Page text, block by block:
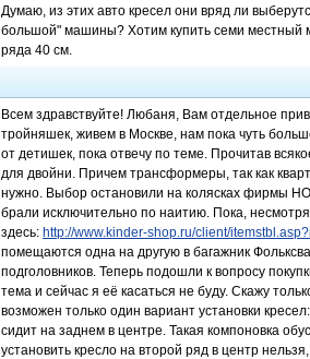
Думаю, из этих авто кресел они вряд ли
большой" машины? Хотим купить семи местный
ряда 40 см.
Всем здравствуйте! Любаня, Вам отдельное
тройняшек, живем в Москве, нам пока чуть
от детишек, пока отвечу по теме. Прочитав
для двойни. Причем трансформеры, так как
нужно. Выбор остановили на колясках фирмы
брали исключительно по наитию. Пока,
здесь: http://www.kinder-shop.ru/client/
помещаются одна на другую в багажник
подголовников. Теперь подошли к вопросу
тема и сейчас я её касаться не буду. Скажу
возможен только один вариант установки
сидит на заднем в центре. Такая компоновка
установить кресло на второй ряд в центр